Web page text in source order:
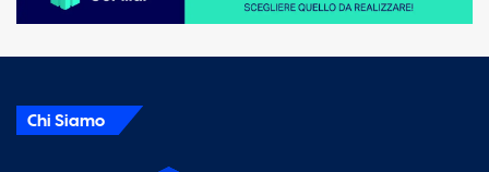
Chi Siamo